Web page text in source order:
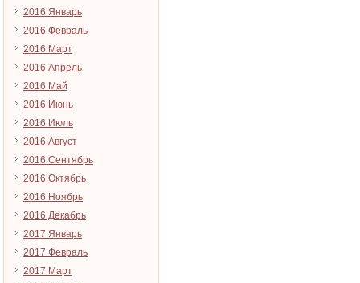
2016 Январь
2016 Февраль
2016 Март
2016 Апрель
2016 Май
2016 Июнь
2016 Июль
2016 Август
2016 Сентябрь
2016 Октябрь
2016 Ноябрь
2016 Декабрь
2017 Январь
2017 Февраль
2017 Март